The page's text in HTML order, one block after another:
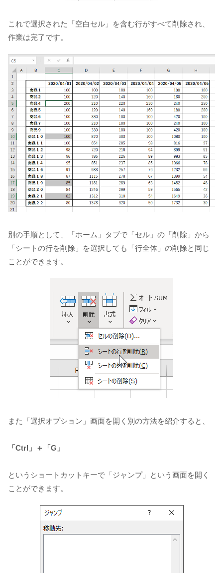
これで選択された「空白セル」を含む行がすべて削除され、
作業は完了です。
別の手順として、「ホーム」タブで「セル」の「削除」から
「シートの行を削除」を選択しても「行全体」の削除と同じ
ことができます。
また「選択オプション」画面を開く別の方法を紹介すると、
「Ctrl」＋「G」
というショートカットキーで「ジャンプ」という画面を開く
ことができます。